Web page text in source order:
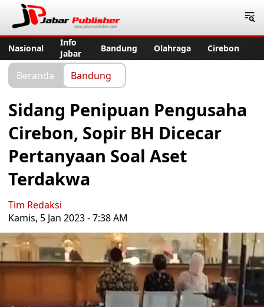
Nasional
Info
Jabar
Bandung Olahraga Cirebon
Beranda Bandung
Sidang Penipuan Pengusaha
Cirebon, Sopir BH Dicecar
Pertanyaan Soal Aset
Terdakwa
Tim Redaksi
Kamis, 5 Jan 2023 - 7:38 AM